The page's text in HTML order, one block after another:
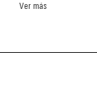
Ver más